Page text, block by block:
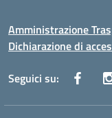
Amministrazione
Dichiarazione di
Seguici su: